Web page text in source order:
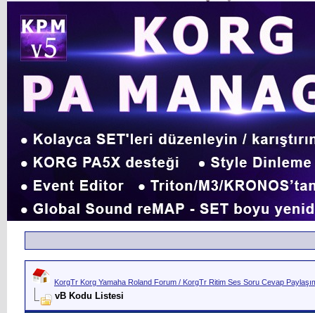
KorgTr Korg Yamaha Roland Forum / KorgTr Ritim Ses Soru Cevap
vB Kodu Listesi